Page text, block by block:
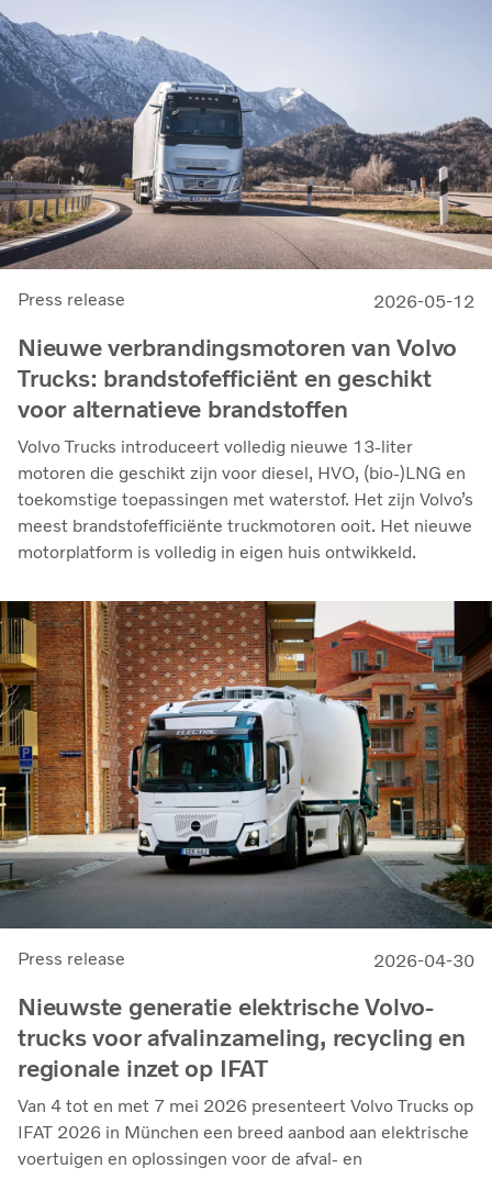
Press release 2026-05-12
Nieuwe verbrandingsmotoren van Volvo
Trucks: brandstofefficiënt en geschikt
voor alternatieve brandstoffen
Volvo Trucks introduceert volledig nieuwe 13-liter
motoren die geschikt zijn voor diesel, HVO, (bio-)LNG en
toekomstige toepassingen met waterstof. Het zijn Volvo’s
meest brandstofefficiënte truckmotoren ooit. Het nieuwe
motorplatform is volledig in eigen huis ontwikkeld.
Press release 2026-04-30
Nieuwste generatie elektrische Volvo-
trucks voor afvalinzameling, recycling en
regionale inzet op IFAT
Van 4 tot en met 7 mei 2026 presenteert Volvo Trucks op
IFAT 2026 in München een breed aanbod aan elektrische
voertuigen en oplossingen voor de afval- en